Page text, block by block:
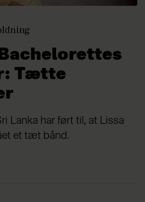
Tætte
Lanka har ført til, at Lissa
et tæt bånd.